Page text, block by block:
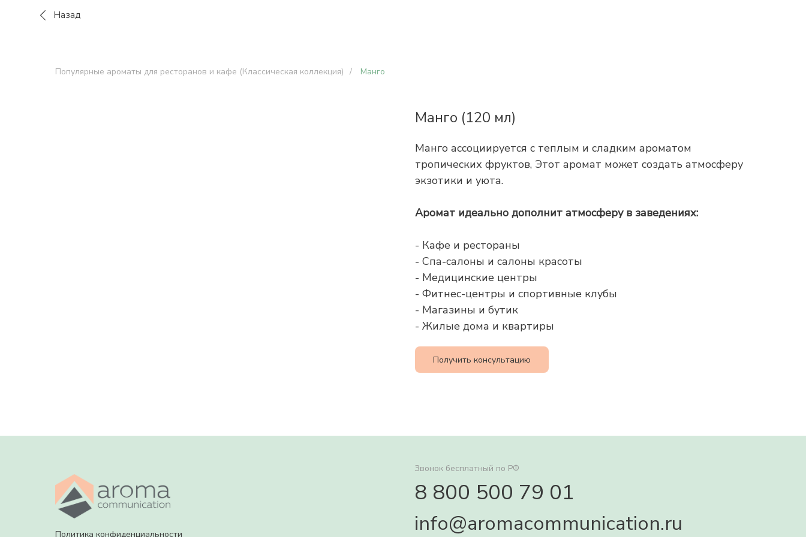
Назад
Популярные ароматы для ресторанов и кафе (Классическая коллекция) / Манго
Манго (120 мл)
Манго ассоциируется с теплым и сладким ароматом
тропических фруктов, Этот аромат может создать атмосферу
экзотики и уюта.
Аромат идеально дополнит атмосферу в заведениях:
- Кафе и рестораны
- Спа-салоны и салоны красоты
- Медицинские центры
- Фитнес-центры и спортивные клубы
- Магазины и бутик
- Жилые дома и квартиры
Получить консультацию
8 800 500 79 01
info@aromacommunication.ru
Политика конфиденциальности
Звонок бесплатный по РФ